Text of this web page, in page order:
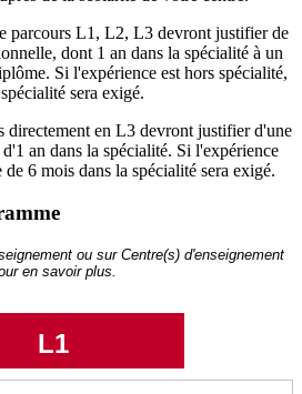
parcours L1, L2, L3 devront justifier de
dont 1 an dans la spécialité à un
Si l'expérience est hors spécialité,
sera exigé.
directement en L3 devront justifier d'une
an dans la spécialité. Si l'expérience
6 mois dans la spécialité sera exigé.
ou sur Centre(s) d'enseignement
en savoir plus.
L1